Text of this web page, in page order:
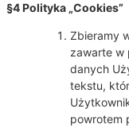
§4 Polityka „Cookies”
Zbieramy
zawarte w
danych
tekstu,
powrotem